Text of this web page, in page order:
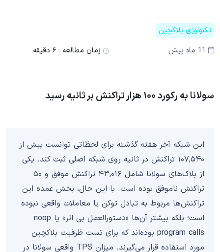
تکنولوژی بلاکچین
11 ماه پیش
زمان مطالعه : ۶ دقیقه
سولانا به رکورد ۱۰۰ هزار تراکنش بر ثانیه رسید
این شبکه آخر هفته گذشته برای لحظاتی توانست بیش از
۱۰۷,۵۴۰ تراکنش در ثانیه روی شبکه اصلی ثبت کند. یکی
از بلاک‌های سولانا شامل ۴۳,۰۱۶ تراکنش موفق و ۵۰
تراکنش ناموفق بوده است. با این حال، بخش عمده این
تراکنش‌ها مربوط به تبادل توکن یا معاملات واقعی نبوده
است؛ بلکه بیشتر آن‌ها «دستورالعمل بی اثر» یا noop
program calls بوده‌اند که برای تست ظرفیت بلاکچین
مورد استفاده قرار می‌گیرند. میزان TPS واقعی سولانا در